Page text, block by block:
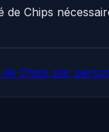
de Chips
de Chips par